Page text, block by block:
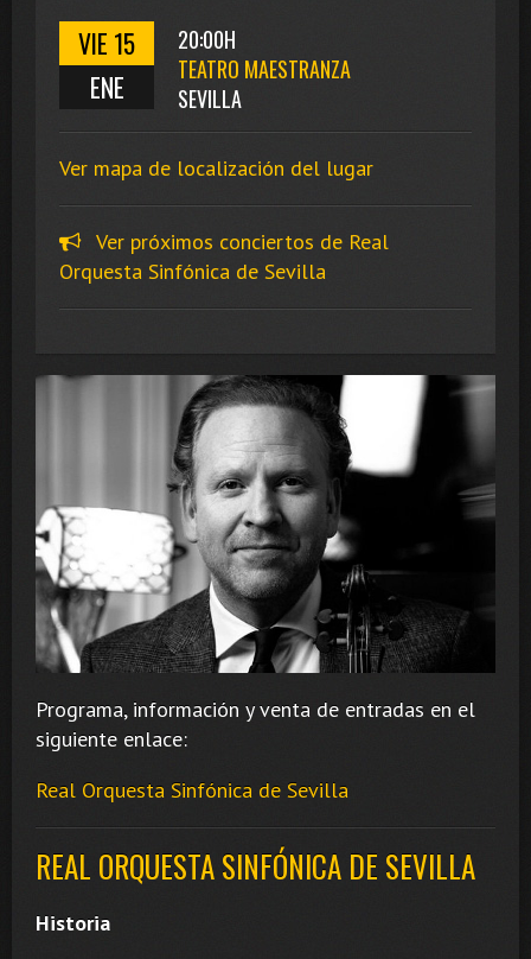
VIE 15
ENE
20:00H
TEATRO MAESTRANZA
SEVILLA
Ver mapa de localización del lugar
Ver próximos conciertos de Real
Orquesta Sinfónica de Sevilla
Programa, información y venta de entradas en el
siguiente enlace:
Real Orquesta Sinfónica de Sevilla
REAL ORQUESTA SINFÓNICA DE SEVILLA
Historia